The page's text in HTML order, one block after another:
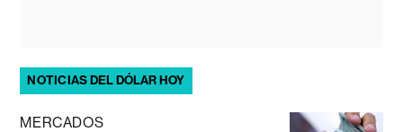
NOTICIAS DEL DÓLAR HOY
MERCADOS